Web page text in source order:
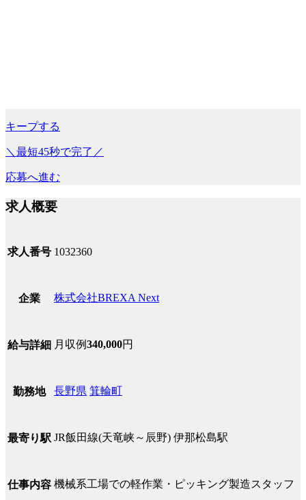
キープする
＼最短45秒で完了／
応募へ進む
求人概要
求人番号 1032360
企業 株式会社BREXA Next
給与詳細 月収例340,000円
勤務地 長野県 箕輪町
最寄り駅 JR飯田線(天竜峡～辰野) 伊那松島駅
仕事内容 機械系工場での軽作業・ピッキング製造スタッフ